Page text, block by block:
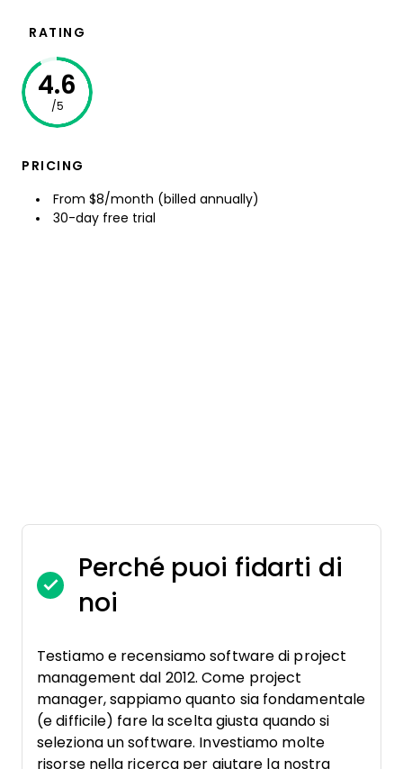
RATING
4.6
/5
PRICING
From $8/month (billed annually)
30-day free trial
Perché puoi fidarti di
noi
Testiamo e recensiamo software di project
management dal 2012. Come project
manager, sappiamo quanto sia fondamentale
(e difficile) fare la scelta giusta quando si
seleziona un software. Investiamo molte
risorse nella ricerca per aiutare la nostra